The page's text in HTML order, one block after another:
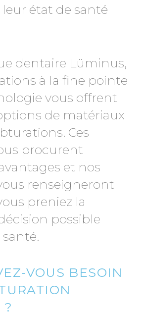
état de santé
dentaire Lüminus,
à la fine pointe
vous offrent
de matériaux
Ces
procurent
et nos
renseigneront
preniez la
possible
VOUS BESOIN
?